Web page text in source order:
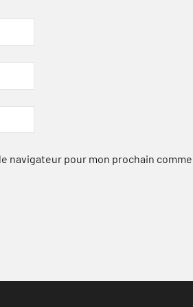
navigateur pour mon prochain